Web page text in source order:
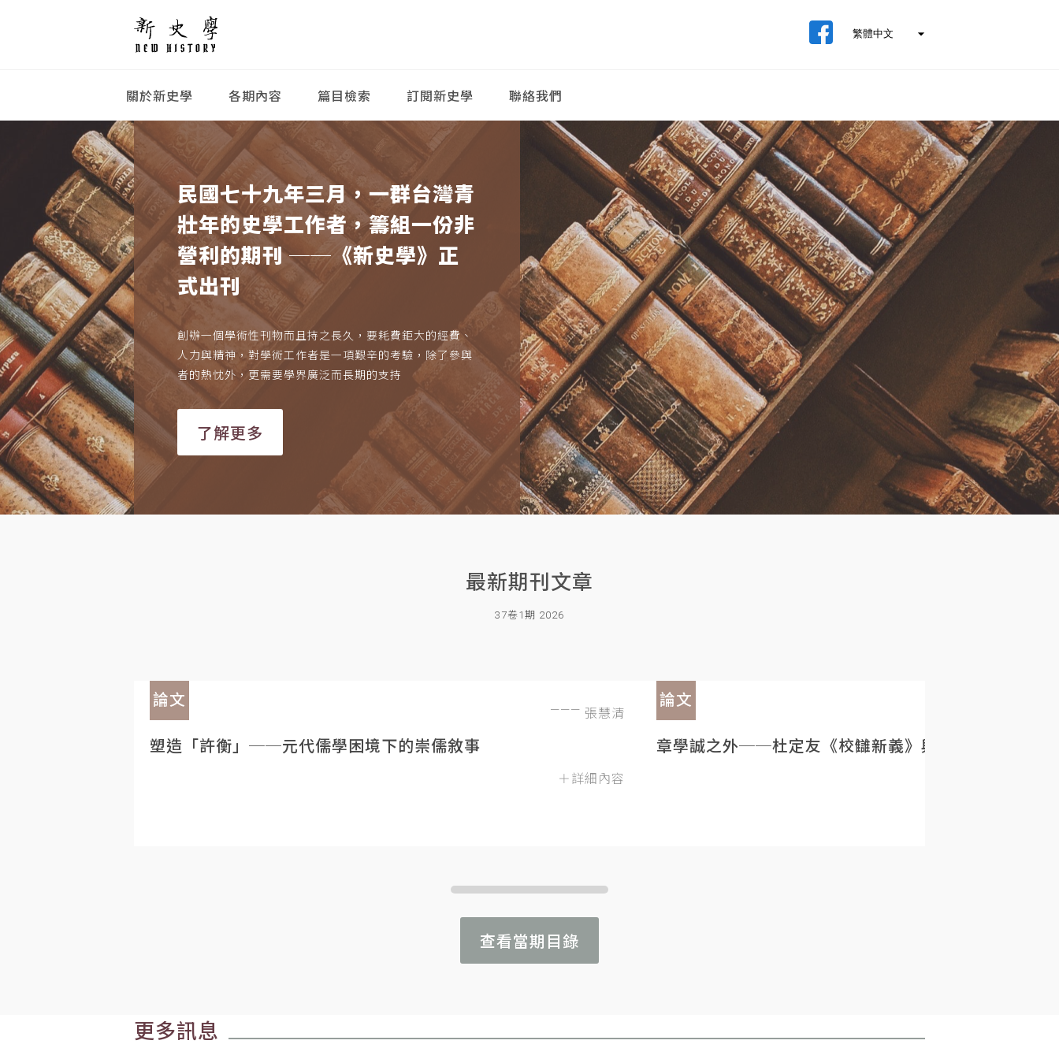
關於新史學 各期內容 篇目檢索 訂閱新史學 聯絡我們
民國七十九年三月，一群台灣青
壯年的史學工作者，籌組一份非
營利的期刊 ──《新史學》正
式出刊
創辦一個學術性刊物而且持之長久，要耗費鉅大的經費、
人力與精神，對學術工作者是一項艱辛的考驗，除了參與
者的熱忱外，更需要學界廣泛而長期的支持
了解更多
最新期刊文章
37卷1期 2026
論文
張慧清
塑造「許衡」──元代儒學困境下的崇儒敘事
＋詳細內容
論文
章學誠之外──杜定友《校讎新義》與民初目錄學的重
查看當期目錄
更多訊息